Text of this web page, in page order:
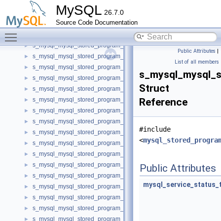
MySQL 26.7.0
Source Code Documentation
s_mysql_mysql_stored_program_argument_metadata_query
s_mysql_mysql_stored_program_external_program_handle
► s_mysql_mysql_stored_program_field_name
s_mysql_mysql_stored_program_import_metadata_query
► s_mysql_mysql_stored_program_metadata_query
► s_mysql_mysql_stored_program_return_metadata_query
► s_mysql_mysql_stored_program_return_value_date
► s_mysql_mysql_stored_program_return_value_datetime
► s_mysql_mysql_stored_program_return_value_float
► s_mysql_mysql_stored_program_return_value_int
► s_mysql_mysql_stored_program_return_value_null
► s_mysql_mysql_stored_program_return_value_string
► s_mysql_mysql_stored_program_return_value_string_charset
► s_mysql_mysql_stored_program_return_value_time
► s_mysql_mysql_stored_program_return_value_timestamp
► s_mysql_mysql_stored_program_return_value_unsigned_int
► s_mysql_mysql_stored_program_return_value_year
► s_mysql_mysql_stored_program_runtime_argument_date
► s_mysql_mysql_stored_program_runtime_argument_datetime
► s_mysql_mysql_stored_program_runtime_argument_float
► s_mysql_mysql_stored_program_runtime_argument_int
Public Attributes |
List of all members
Struct
Reference
#include
<
Public Attributes